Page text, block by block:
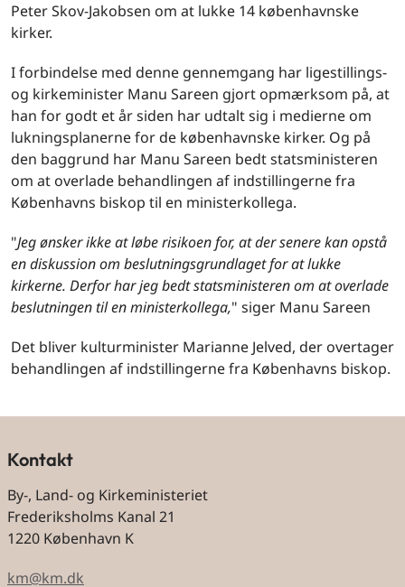
Peter Skov-Jakobsen om at lukke 14 københavnske
kirker.
I forbindelse med denne gennemgang har ligestillings-
og kirkeminister Manu Sareen gjort opmærksom på, at
han for godt et år siden har udtalt sig i medierne om
lukningsplanerne for de københavnske kirker. Og på
den baggrund har Manu Sareen bedt statsministeren
om at overlade behandlingen af indstillingerne fra
Københavns biskop til en ministerkollega.
"Jeg ønsker ikke at løbe risikoen for, at der senere kan opstå
en diskussion om beslutningsgrundlaget for at lukke
kirkerne. Derfor har jeg bedt statsministeren om at overlade
beslutningen til en ministerkollega," siger Manu Sareen
Det bliver kulturminister Marianne Jelved, der overtager
behandlingen af indstillingerne fra Københavns biskop.
Kontakt
By-, Land- og Kirkeministeriet
Frederiksholms Kanal 21
1220 København K
km@km.dk